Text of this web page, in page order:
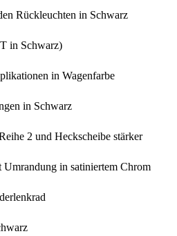
Rückleuchten in Schwarz
in Schwarz)
in Wagenfarbe
in Schwarz
2 und Heckscheibe stärker
Umrandung in satiniertem Chrom